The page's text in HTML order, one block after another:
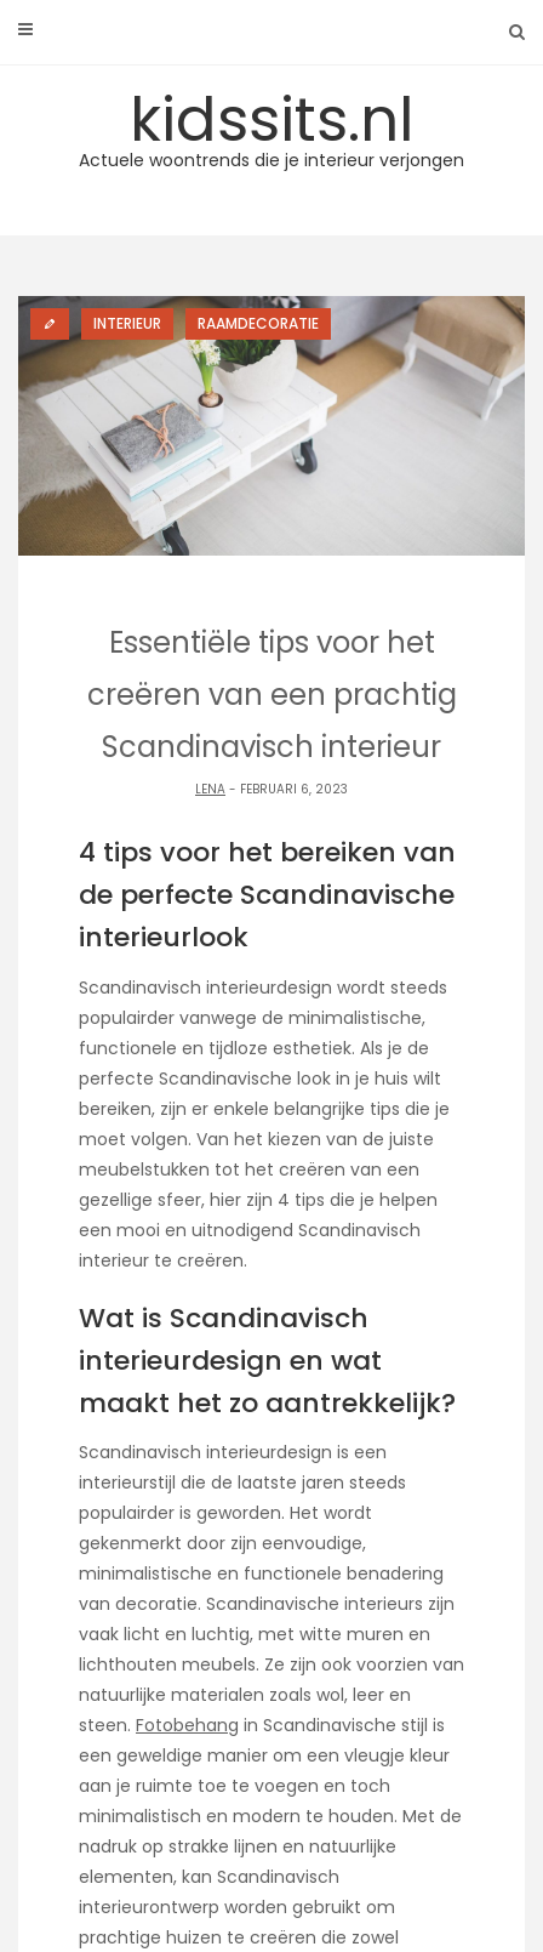
kidssits.nl
Actuele woontrends die je interieur verjongen
INTERIEUR RAAMDECORATIE
Essentiële tips voor het
creëren van een prachtig
Scandinavisch interieur
LENA - FEBRUARI 6, 2023
4 tips voor het bereiken van
de perfecte Scandinavische
interieurlook
Scandinavisch interieurdesign wordt steeds
populairder vanwege de minimalistische,
functionele en tijdloze esthetiek. Als je de
perfecte Scandinavische look in je huis wilt
bereiken, zijn er enkele belangrijke tips die je
moet volgen. Van het kiezen van de juiste
meubelstukken tot het creëren van een
gezellige sfeer, hier zijn 4 tips die je helpen
een mooi en uitnodigend Scandinavisch
interieur te creëren.
Wat is Scandinavisch
interieurdesign en wat
maakt het zo aantrekkelijk?
Scandinavisch interieurdesign is een
interieurstijl die de laatste jaren steeds
populairder is geworden. Het wordt
gekenmerkt door zijn eenvoudige,
minimalistische en functionele benadering
van decoratie. Scandinavische interieurs zijn
vaak licht en luchtig, met witte muren en
lichthouten meubels. Ze zijn ook voorzien van
natuurlijke materialen zoals wol, leer en
steen. Fotobehang in Scandinavische stijl is
een geweldige manier om een vleugje kleur
aan je ruimte toe te voegen en toch
minimalistisch en modern te houden. Met de
nadruk op strakke lijnen en natuurlijke
elementen, kan Scandinavisch
interieurontwerp worden gebruikt om
prachtige huizen te creëren die zowel